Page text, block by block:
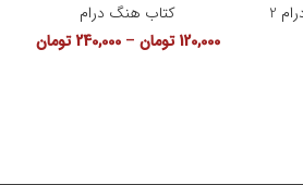
2
کتاب هنگ درام
120,000 تومان –
240,000 تومان